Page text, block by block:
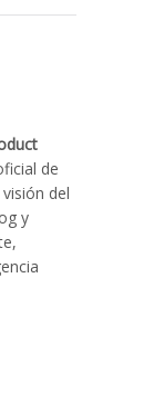
de
del
y